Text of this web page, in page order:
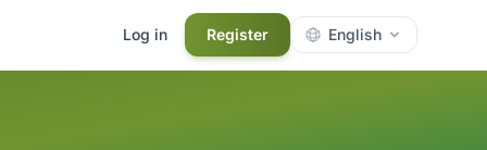
Log in Register English